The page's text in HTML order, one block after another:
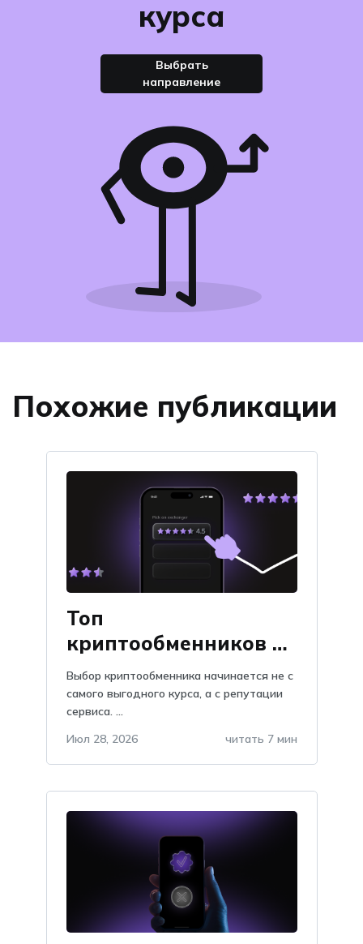
курса
Выбрать
направление
Похожие публикации
Топ
криптообменников по
отзывам на Obmify
Выбор криптообменника начинается не с
самого выгодного курса, а с репутации
сервиса. ...
Июл 28, 2026
читать 7 мин